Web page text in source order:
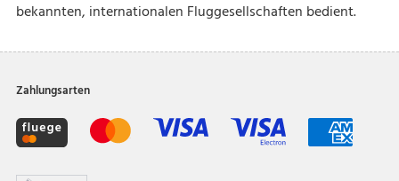
bekannten, internationalen Fluggesellschaften bedient.